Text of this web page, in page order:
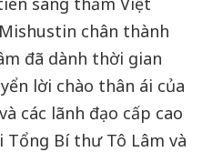
chân thành
đã dành thời gian
lời chào thân ái của
các lãnh đạo cấp cao
Bí thư Tô Lâm và